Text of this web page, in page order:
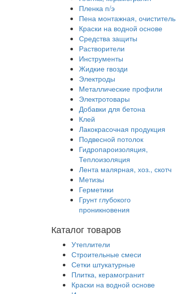
Пленка п/э
Пена монтажная, очиститель
Краски на водной основе
Средства защиты
Растворители
Инструменты
Жидкие гвозди
Электроды
Металлические профили
Электротовары
Добавки для бетона
Клей
Лакокрасочная продукция
Подвесной потолок
Гидропароизоляция,
Теплоизоляция
Лента малярная, хоз., скотч
Метизы
Герметики
Грунт глубокого
проникновения
Каталог товаров
Утеплители
Строительные смеси
Сетки штукатурные
Плитка, керамогранит
Краски на водной основе